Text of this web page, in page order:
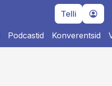
Telli
Podcastid Konverentsid